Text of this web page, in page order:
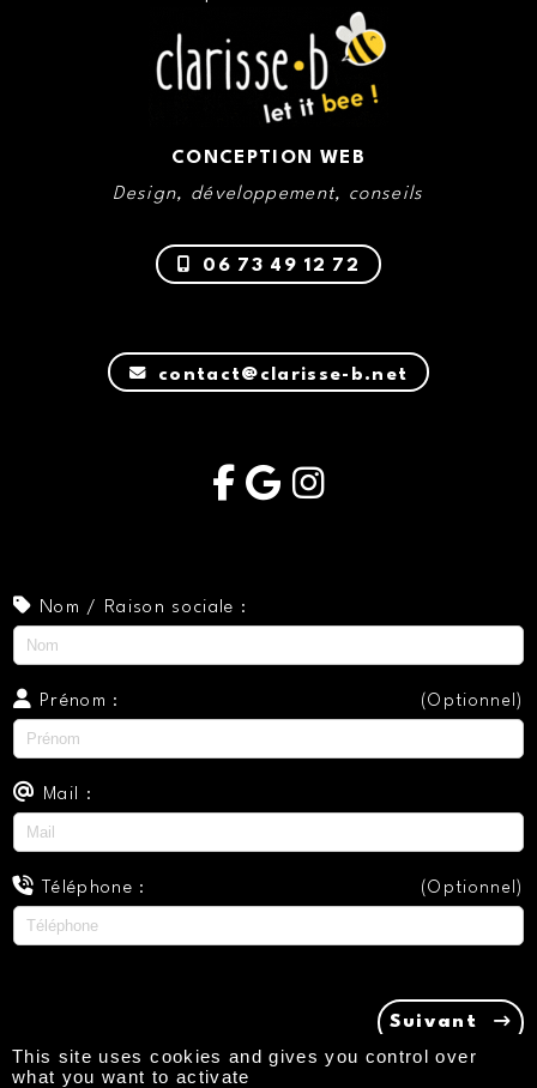
CONCEPTION WEB
Design, développement, conseils
06 73 49 12 72
contact@clarisse-b.net
Nom / Raison sociale :
Prénom : (Optionnel)
Mail :
Téléphone : (Optionnel)
Suivant
This site uses cookies and gives you control over
what you want to activate